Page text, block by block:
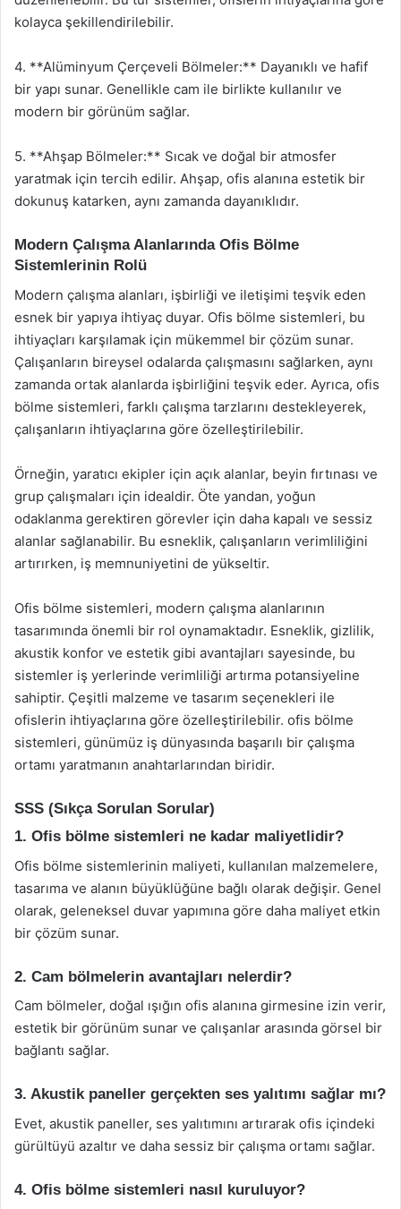
kolayca şekillendirilebilir.
4. **Alüminyum Çerçeveli Bölmeler:** Dayanıklı ve hafif
bir yapı sunar. Genellikle cam ile birlikte kullanılır ve
modern bir görünüm sağlar.
5. **Ahşap Bölmeler:** Sıcak ve doğal bir atmosfer
yaratmak için tercih edilir. Ahşap, ofis alanına estetik bir
dokunuş katarken, aynı zamanda dayanıklıdır.
Modern Çalışma Alanlarında Ofis Bölme
Sistemlerinin Rolü
Modern çalışma alanları, işbirliği ve iletişimi teşvik eden
esnek bir yapıya ihtiyaç duyar. Ofis bölme sistemleri, bu
ihtiyaçları karşılamak için mükemmel bir çözüm sunar.
Çalışanların bireysel odalarda çalışmasını sağlarken, aynı
zamanda ortak alanlarda işbirliğini teşvik eder. Ayrıca, ofis
bölme sistemleri, farklı çalışma tarzlarını destekleyerek,
çalışanların ihtiyaçlarına göre özelleştirilebilir.
Örneğin, yaratıcı ekipler için açık alanlar, beyin fırtınası ve
grup çalışmaları için idealdir. Öte yandan, yoğun
odaklanma gerektiren görevler için daha kapalı ve sessiz
alanlar sağlanabilir. Bu esneklik, çalışanların verimliliğini
artırırken, iş memnuniyetini de yükseltir.
Ofis bölme sistemleri, modern çalışma alanlarının
tasarımında önemli bir rol oynamaktadır. Esneklik, gizlilik,
akustik konfor ve estetik gibi avantajları sayesinde, bu
sistemler iş yerlerinde verimliliği artırma potansiyeline
sahiptir. Çeşitli malzeme ve tasarım seçenekleri ile
ofislerin ihtiyaçlarına göre özelleştirilebilir. ofis bölme
sistemleri, günümüz iş dünyasında başarılı bir çalışma
ortamı yaratmanın anahtarlarından biridir.
SSS (Sıkça Sorulan Sorular)
1. Ofis bölme sistemleri ne kadar maliyetlidir?
Ofis bölme sistemlerinin maliyeti, kullanılan malzemelere,
tasarıma ve alanın büyüklüğüne bağlı olarak değişir. Genel
olarak, geleneksel duvar yapımına göre daha maliyet etkin
bir çözüm sunar.
2. Cam bölmelerin avantajları nelerdir?
Cam bölmeler, doğal ışığın ofis alanına girmesine izin verir,
estetik bir görünüm sunar ve çalışanlar arasında görsel bir
bağlantı sağlar.
3. Akustik paneller gerçekten ses yalıtımı sağlar mı?
Evet, akustik paneller, ses yalıtımını artırarak ofis içindeki
gürültüyü azaltır ve daha sessiz bir çalışma ortamı sağlar.
4. Ofis bölme sistemleri nasıl kuruluyor?